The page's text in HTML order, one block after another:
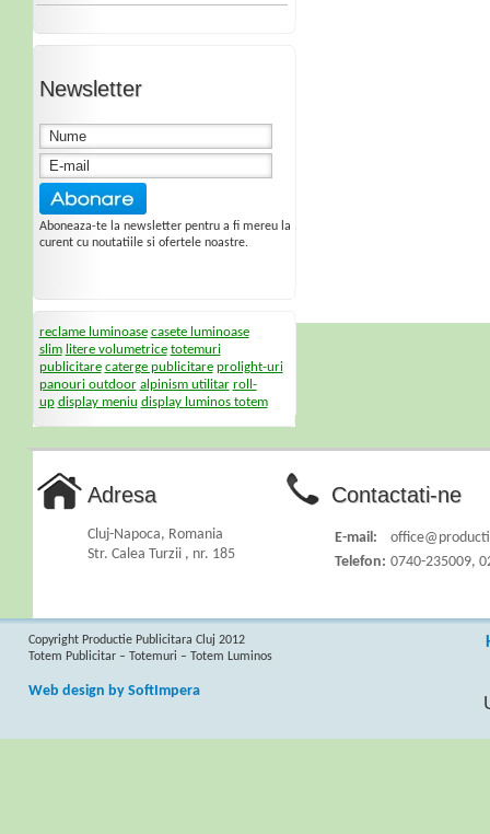
Newsletter
Aboneaza-te la newsletter pentru a fi mereu la
curent cu noutatiile si ofertele noastre.
reclame luminoase casete luminoase
slim litere volumetrice totemuri
publicitare caterge publicitare prolight-uri
panouri outdoor alpinism utilitar roll-
up display meniu display luminos totem
Adresa
Cluj-Napoca, Romania
Str. Calea Turzii , nr. 185
Contactati-ne
E-mail:
Telefon: 0740-235009,
Copyright Productie Publicitara Cluj 2012
Totem Publicitar – Totemuri – Totem Luminos
Web design by SoftImpera